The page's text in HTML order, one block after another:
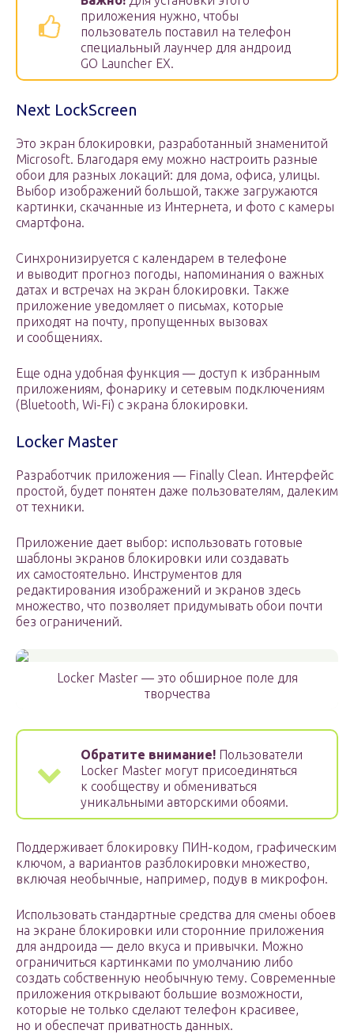
приложения нужно, чтобы
пользователь поставил на телефон
специальный лаунчер для андроид
GO Launcher EX.
Next LockScreen
Это экран блокировки, разработанный знаменитой
Microsoft. Благодаря ему можно настроить разные
обои для разных локаций: для дома, офиса, улицы.
Выбор изображений большой, также загружаются
картинки, скачанные из Интернета, и фото с камеры
смартфона.
Синхронизируется с календарем в телефоне
и выводит прогноз погоды, напоминания о важных
датах и встречах на экран блокировки. Также
приложение уведомляет о письмах, которые
приходят на почту, пропущенных вызовах
и сообщениях.
Еще одна удобная функция — доступ к избранным
приложениям, фонарику и сетевым подключениям
(Bluetooth, Wi-Fi) с экрана блокировки.
Locker Master
Разработчик приложения — Finally Clean. Интерфейс
простой, будет понятен даже пользователям, далеким
от техники.
Приложение дает выбор: использовать готовые
шаблоны экранов блокировки или создавать
их самостоятельно. Инструментов для
редактирования изображений и экранов здесь
множество, что позволяет придумывать обои почти
без ограничений.
Locker Master — это обширное поле для
творчества
Обратите внимание! Пользователи
Locker Master могут присоединяться
к сообществу и обмениваться
уникальными авторскими обоями.
Поддерживает блокировку ПИН-кодом, графическим
ключом, а вариантов разблокировки множество,
включая необычные, например, подув в микрофон.
Использовать стандартные средства для смены обоев
на экране блокировки или сторонние приложения
для андроида — дело вкуса и привычки. Можно
ограничиться картинками по умолчанию либо
создать собственную необычную тему. Современные
приложения открывают большие возможности,
которые не только сделают телефон красивее,
но и обеспечат приватность данных.